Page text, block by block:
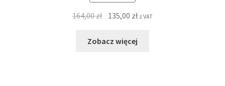
164,00zł 135,00 zł z VAT
Zobacz więcej